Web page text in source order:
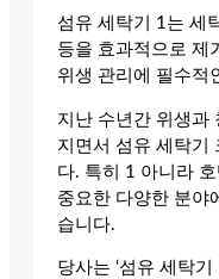
섬유 세탁기 1는 세
등을 효과적으로 제
위생 관리에 필수적
지난 수년간 위생과
지면서 섬유 세탁기
다. 특히 1 아니라
중요한 다양한 분야
습니다.
당사는 ‘섬유 세탁